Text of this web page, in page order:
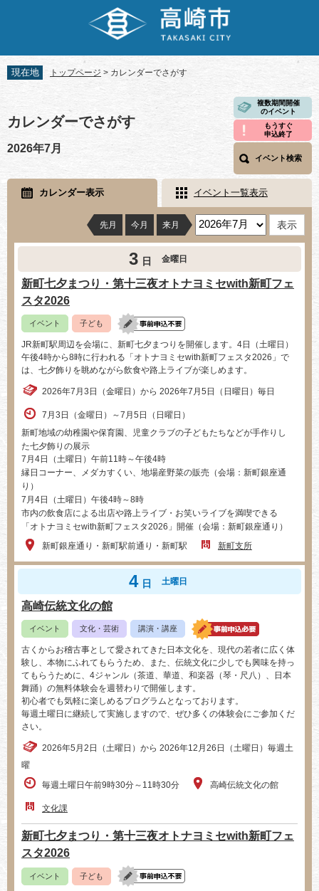
先
頭
を
飛
て
本
現在地 トップページ > カレンダーでさがす
文
カレンダーでさがす
複数期間開催
のイベント
もうすぐ
申込終了
イベント検索
2026年7月
カレンダー表示 イベント一覧表示
先月 今月 来月
3 日 金曜日
新町七夕まつり・第十三夜オトナヨミセwith新町フェ
スタ2026
イベント 子ども
JR新町駅周辺を会場に、新町七夕まつりを開催します。4日（土曜日）
午後4時から8時に行われる「オトナヨミセwith新町フェスタ2026」で
は、七夕飾りを眺めながら飲食や路上ライブが楽しめます。
2026年7月3日（金曜日）から 2026年7月5日（日曜日）毎日
7月3日（金曜日）～7月5日（日曜日）
新町地域の幼稚園や保育園、児童クラブの子どもたちなどが手作りし
た七夕飾りの展示
7月4日（土曜日）午前11時～午後4時
縁日コーナー、メダカすくい、地場産野菜の販売（会場：新町銀座通
り）
7月4日（土曜日）午後4時～8時
市内の飲食店による出店や路上ライブ・お笑いライブを満喫できる
「オトナヨミセwith新町フェスタ2026」開催（会場：新町銀座通り）
新町銀座通り・新町駅前通り・新町駅
新町支所
4 日 土曜日
高崎伝統文化の館
イベント 文化・芸術 講演・講座
古くからお稽古事として愛されてきた日本文化を、現代の若者に広く体
験し、本物にふれてもらうため、また、伝統文化に少しでも興味を持っ
てもらうために、4ジャンル（茶道、華道、和楽器（琴・尺八）、日本
舞踊）の無料体験会を週替わりで開催します。
初心者でも気軽に楽しめるプログラムとなっております。
毎週土曜日に継続して実施しますので、ぜひ多くの体験会にご参加くだ
さい。
2026年5月2日（土曜日）から 2026年12月26日（土曜日）毎週土
曜
毎週土曜日午前9時30分～11時30分
高崎伝統文化の館
文化課
新町七夕まつり・第十三夜オトナヨミセwith新町フェ
スタ2026
イベント 子ども